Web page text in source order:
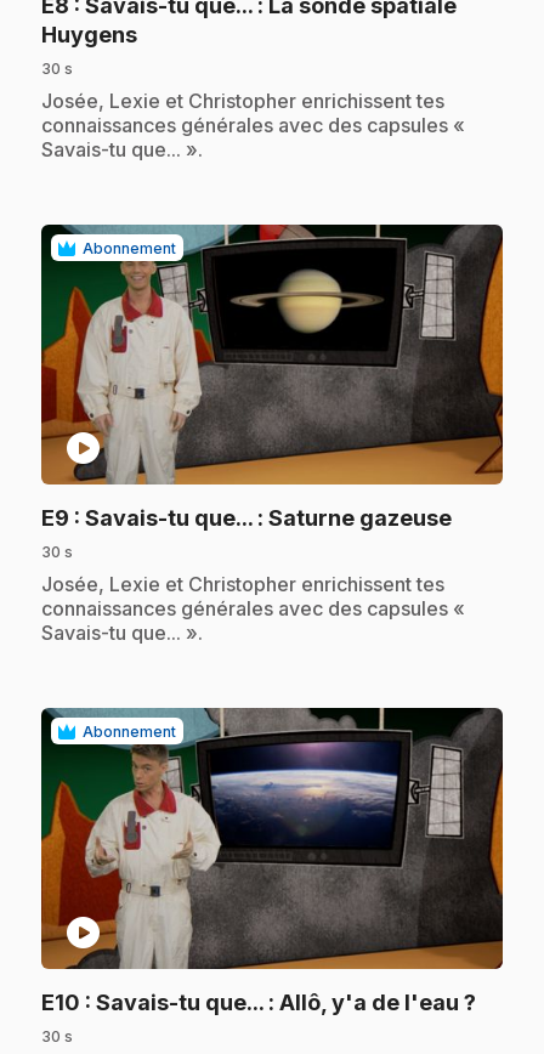
E8 : Savais-tu que... : La sonde spatiale
Huygens.
30 s
.Josée, Lexie et Christopher enrichissent tes
connaissances générales avec des capsules «
Savais-tu que... ».
Abonnement
play_circle
E9 : Savais-tu que... : Saturne gazeuse.
30 s
.Josée, Lexie et Christopher enrichissent tes
connaissances générales avec des capsules «
Savais-tu que... ».
Abonnement
play_circle
E10 : Savais-tu que... : Allô, y'a de l'eau ?
30 s